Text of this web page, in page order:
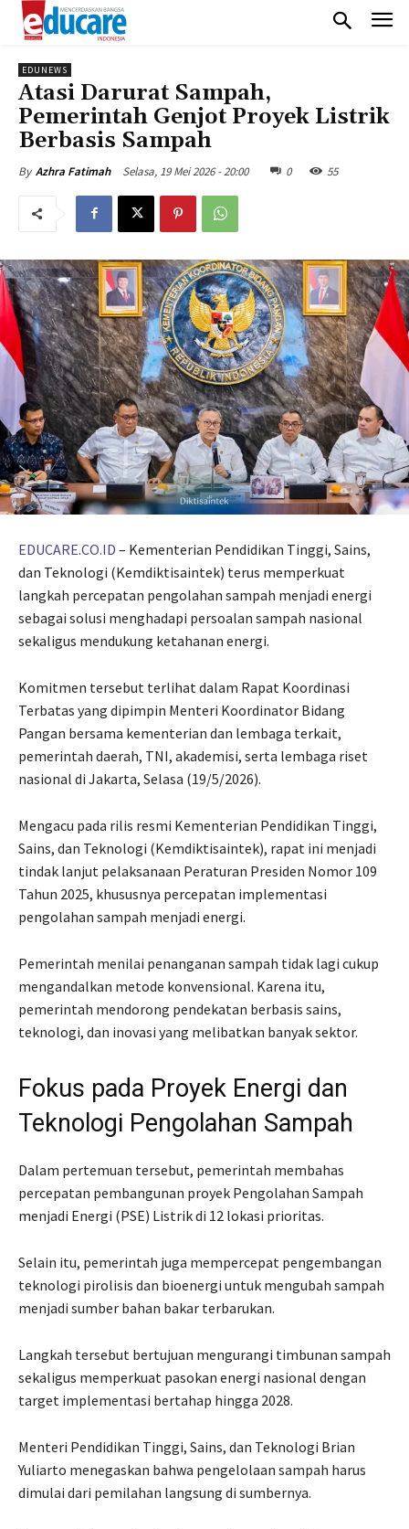
EDUNEWS
Atasi Darurat Sampah,
Pemerintah Genjot Proyek Listrik
Berbasis Sampah
By Azhra Fatimah Selasa, 19 Mei 2026 - 20:00 0 55
EDUCARE.CO.ID – Kementerian Pendidikan Tinggi, Sains,
dan Teknologi (Kemdiktisaintek) terus memperkuat
langkah percepatan pengolahan sampah menjadi energi
sebagai solusi menghadapi persoalan sampah nasional
sekaligus mendukung ketahanan energi.
Komitmen tersebut terlihat dalam Rapat Koordinasi
Terbatas yang dipimpin Menteri Koordinator Bidang
Pangan bersama kementerian dan lembaga terkait,
pemerintah daerah, TNI, akademisi, serta lembaga riset
nasional di Jakarta, Selasa (19/5/2026).
Mengacu pada rilis resmi Kementerian Pendidikan Tinggi,
Sains, dan Teknologi (Kemdiktisaintek), rapat ini menjadi
tindak lanjut pelaksanaan Peraturan Presiden Nomor 109
Tahun 2025, khususnya percepatan implementasi
pengolahan sampah menjadi energi.
Pemerintah menilai penanganan sampah tidak lagi cukup
mengandalkan metode konvensional. Karena itu,
pemerintah mendorong pendekatan berbasis sains,
teknologi, dan inovasi yang melibatkan banyak sektor.
Fokus pada Proyek Energi dan
Teknologi Pengolahan Sampah
Dalam pertemuan tersebut, pemerintah membahas
percepatan pembangunan proyek Pengolahan Sampah
menjadi Energi (PSE) Listrik di 12 lokasi prioritas.
Selain itu, pemerintah juga mempercepat pengembangan
teknologi pirolisis dan bioenergi untuk mengubah sampah
menjadi sumber bahan bakar terbarukan.
Langkah tersebut bertujuan mengurangi timbunan sampah
sekaligus memperkuat pasokan energi nasional dengan
target implementasi bertahap hingga 2028.
Menteri Pendidikan Tinggi, Sains, dan Teknologi Brian
Yuliarto menegaskan bahwa pengelolaan sampah harus
dimulai dari pemilahan langsung di sumbernya.